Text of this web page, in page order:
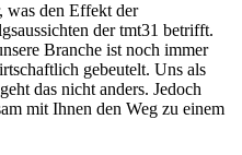
was den Effekt der
der tmt31 betrifft.
Branche ist noch immer
gebeutelt. Uns als
das nicht anders. Jedoch
mit Ihnen den Weg zu einem